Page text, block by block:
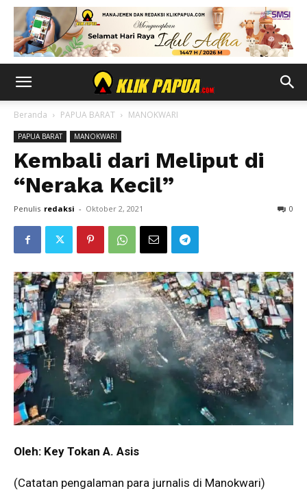
Beranda PAPUA BARAT MANOKWARI
PAPUA BARAT MANOKWARI
Kembali dari Meliput di
“Neraka Kecil”
Penulis redaksi - Oktober 2, 2021 0
Oleh: Key Tokan A. Asis
(Catatan pengalaman para jurnalis di Manokwari)